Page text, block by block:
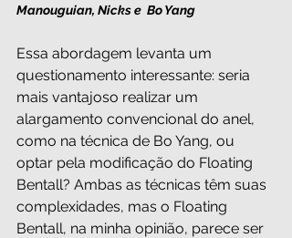
Manouguian, Nicks e  Bo Yang
Essa abordagem levanta um
questionamento interessante: seria
mais vantajoso realizar um
alargamento convencional do anel,
como na técnica de Bo Yang, ou
optar pela modificação do Floating
Bentall? Ambas as técnicas têm suas
complexidades, mas o Floating
Bentall, na minha opinião, parece ser